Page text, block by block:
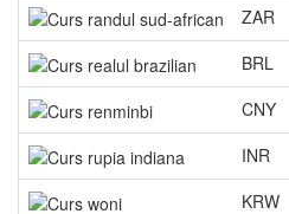
ZAR
BRL
CNY
INR
KRW